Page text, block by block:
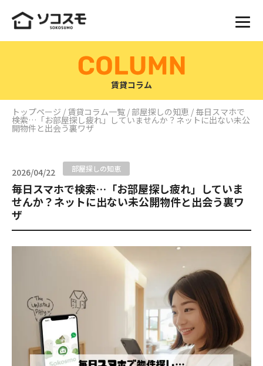
賃貸コラム
トップページ / 賃貸コラム一覧 /部屋探しの知恵 / 毎日スマホで
検索…「お部屋探し疲れ」していませんか？ネットに出ない未公
開物件と出会う裏ワザ
2026/04/22 部屋探しの知恵
毎日スマホで検索…「お部屋探し疲れ」していま
せんか？ネットに出ない未公開物件と出会う裏ワ
ザ